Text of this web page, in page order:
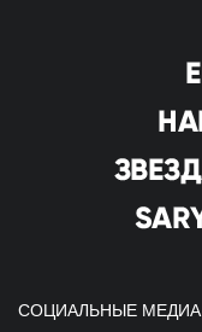
СОЦИАЛЬНЫЕ МЕДИА